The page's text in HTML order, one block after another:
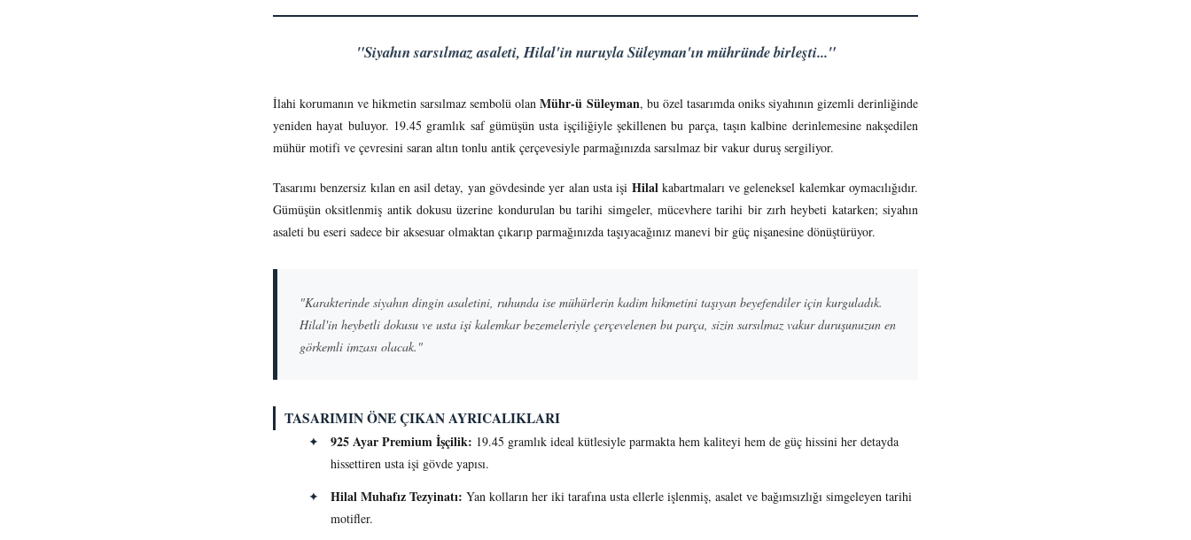
"Siyahın sarsılmaz asaleti, Hilal'in nuruyla Süleyman'ın mühründe birleşti..."
İlahi korumanın ve hikmetin sarsılmaz sembolü olanMühr-ü Süleyman, bu özel tasarımda oniks siyahının gizemli derinliğinde
yeniden hayat buluyor. 19.45 gramlık saf gümüşün usta işçiliğiyle şekillenen bu parça, taşın kalbine derinlemesine nakşedilen
mühür motifi ve çevresini saran altın tonlu antik çerçevesiyle parmağınızda sarsılmaz bir vakur duruş sergiliyor.
Tasarımı benzersiz kılan en asil detay, yan gövdesinde yer alan usta işi Hilalkabartmaları ve geleneksel kalemkar oymacılığıdır.
Gümüşün oksitlenmiş antik dokusu üzerine kondurulan bu tarihi simgeler, mücevhere tarihi bir zırh heybeti katarken; siyahın
asaleti bu eseri sadece bir aksesuar olmaktan çıkarıp parmağınızda taşıyacağınız manevi bir güç nişanesine dönüştürüyor.
"Karakterinde siyahın dingin asaletini, ruhunda ise mühürlerin kadim hikmetini taşıyan beyefendiler için kurguladık.
Hilal'in heybetli dokusu ve usta işi kalemkar bezemeleriyle çerçevelenen bu parça, sizin sarsılmaz vakur duruşunuzun en
görkemli imzası olacak."
TASARIMIN ÖNE ÇIKAN AYRICALIKLARI
✦ 925 Ayar Premium İşçilik: 19.45 gramlık ideal kütlesiyle parmakta hem kaliteyi hem de güç hissini her detayda
hissettiren usta işi gövde yapısı.
✦
Hilal Muhafız Tezyinatı: Yan kolların her iki tarafına usta ellerle işlenmiş, asalet ve bağımsızlığı simgeleyen tarihi
motifler.